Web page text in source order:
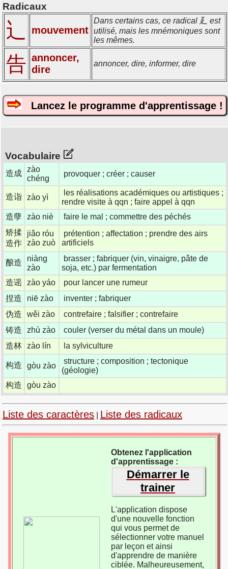
Radicaux
辶 mouvement
Dans certains cas, ce radical 廴 est
utilisé, mais les mnémoniques sont
les mêmes.
告 annoncer,
dire
annoncer, dire, informer, dire
Lancez le programme d'apprentissage !
Vocabulaire
造成 zào
chéng
provoquer ; créer ; causer
造诣 zào yì
les réalisations académiques ou artistiques ;
rendre visite à qqn ; faire appel à qqn
造孽 zào niè
faire le mal ; commettre des péchés
矫揉
造作
jiǎo róu
zào zuò
prétention ; affectation ; prendre des airs
artificiels
酿造
niàng
zào
brasser ; fabriquer (vin, vinaigre, pâte de
soja, etc.) par fermentation
造谣 zào yáo
pour lancer une rumeur
捏造
niē zào
inventer ; fabriquer
伪造
wěi zào
contrefaire ; falsifier ; contrefaire
铸造
zhù zào
couler (verser du métal dans un moule)
造林 zào lín la sylviculture
构造 gòu zào
structure ; composition ; tectonique
(géologie)
构造
gòu zào
Liste des caractères Liste des radicaux
Obtenez l'application
d'apprentissage :
Démarrer le
trainer
L'application dispose
d'une nouvelle fonction
qui vous permet de
sélectionner votre manuel
par leçon et ainsi
d'apprendre de manière
ciblée. Malheureusement,